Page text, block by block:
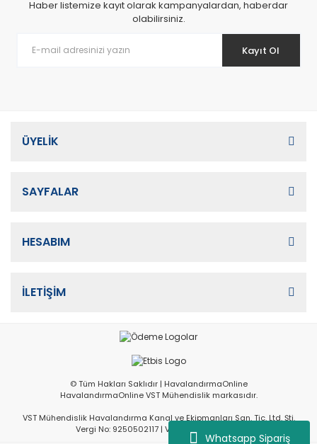
Whatsapp Sipariş
Haber listemize kayıt olarak kampanyalardan, haberdar
olabilirsiniz.
Kayıt Ol
ÜYELİK
SAYFALAR
HESABIM
İLETİŞİM
© Tüm Hakları Saklıdır | HavalandırmaOnline
HavalandırmaOnline VST Mühendislik markasıdır.
VST Mühendislik Havalandırma Kanal ve Ekipmanları San. Tic. Ltd. Şti.
Vergi No: 9250502117 | Vergi Dairesi: İvedik